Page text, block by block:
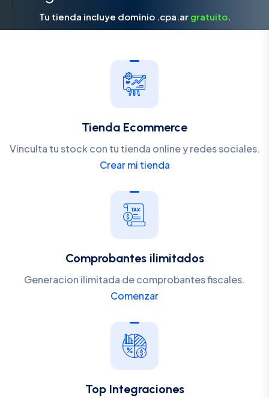
Tu tienda incluye dominio .cpa.ar gratuito.
Tienda Ecommerce
Vinculta tu stock con tu tienda online y redes sociales.
Crear mi tienda
Comprobantes ilimitados
Generacion ilimitada de comprobantes fiscales.
Comenzar
Top Integraciones